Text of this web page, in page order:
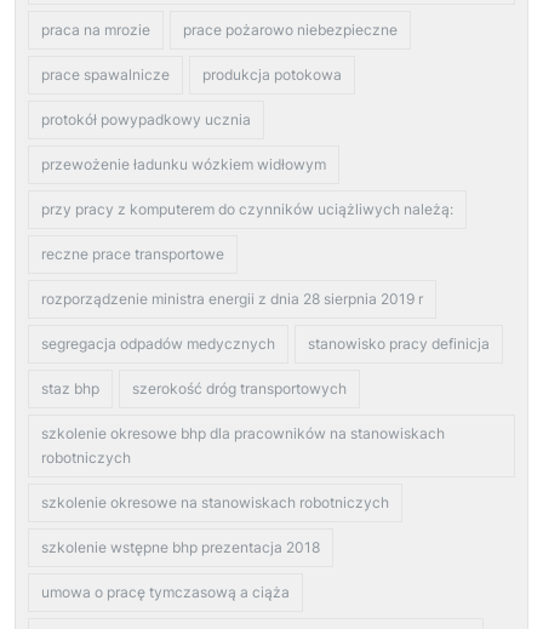
praca na mrozie prace pożarowo niebezpieczne
prace spawalnicze produkcja potokowa
protokół powypadkowy ucznia
przewożenie ładunku wózkiem widłowym
przy pracy z komputerem do czynników uciążliwych należą:
reczne prace transportowe
rozporządzenie ministra energii z dnia 28 sierpnia 2019 r
segregacja odpadów medycznych stanowisko pracy definicja
staz bhp szerokość dróg transportowych
szkolenie okresowe bhp dla pracowników na stanowiskach
robotniczych
szkolenie okresowe na stanowiskach robotniczych
szkolenie wstępne bhp prezentacja 2018
umowa o pracę tymczasową a ciąża